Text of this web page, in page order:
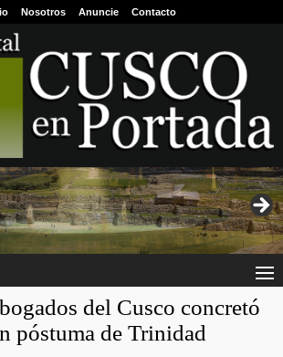
Nosotros Anuncie Contacto
del Cusco concretó
póstuma de Trinidad